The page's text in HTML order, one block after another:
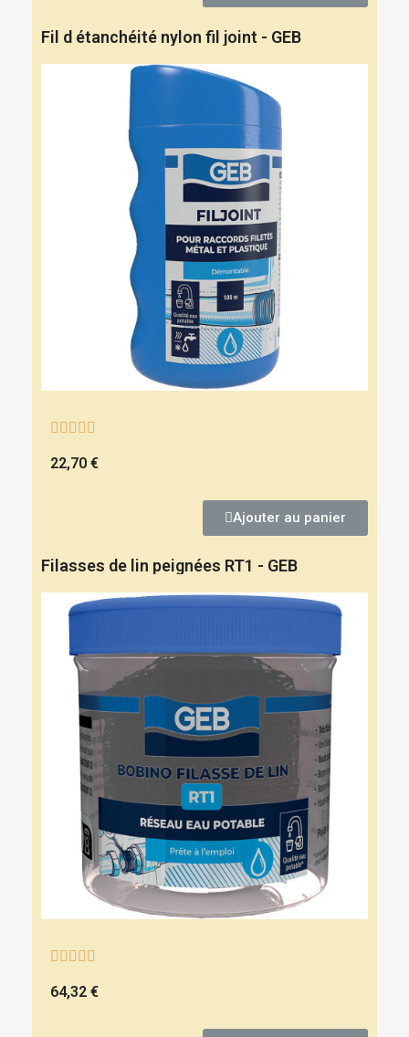
Fil d étanchéité nylon fil joint - GEB
    
22,70 €
Ajouter au panier
Filasses de lin peignées RT1 - GEB
    
64,32 €